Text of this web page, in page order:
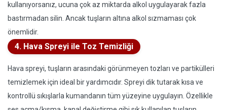
kullanıyorsanız, ucuna çok az miktarda alkol uygulayarak fazla
bastırmadan silin. Ancak tuşların altına alkol sızmaması çok
önemlidir.
4. Hava Spreyi ile Toz Temizliği
Hava spreyi, tuşların arasındaki görünmeyen tozları ve partikülleri
temizlemek için ideal bir yardımcıdır. Spreyi dik tutarak kısa ve
kontrollü sıkışlarla kumandanın tüm yüzeyine uygulayın. Özellikle